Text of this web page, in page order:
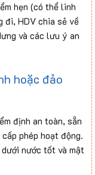
hẹn (có thể linh
đi, HDV chia sẻ về
và các lưu ý an
hoặc đảo
định an toàn, sẵn
phép hoạt động.
nước tốt và mật